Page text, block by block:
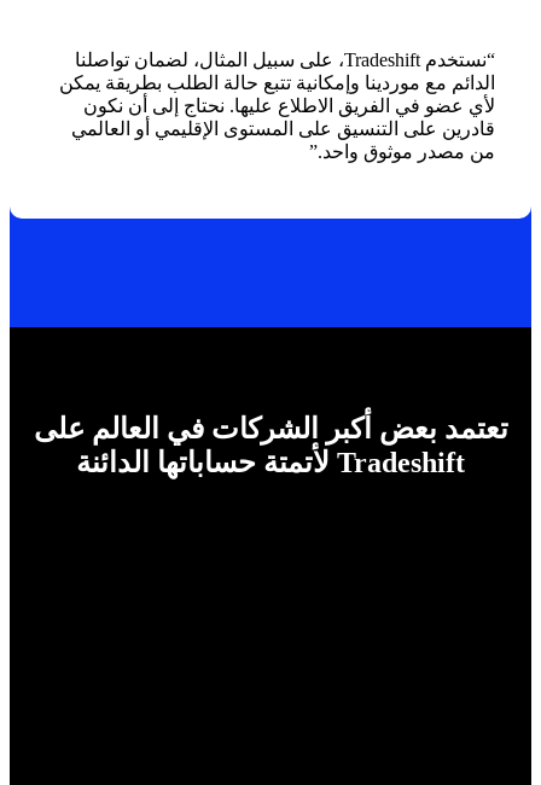
“نستخدم Tradeshift، على سبيل المثال، لضمان تواصلنا
الدائم مع موردينا وإمكانية تتبع حالة الطلب بطريقة يمكن
لأي عضو في الفريق الاطلاع عليها. نحتاج إلى أن نكون
قادرين على التنسيق على المستوى الإقليمي أو العالمي
من مصدر موثوق واحد.”
تعتمد بعض أكبر الشركات في العالم على
Tradeshift لأتمتة حساباتها الدائنة